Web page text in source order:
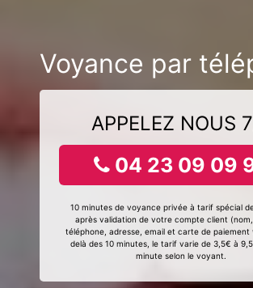
Voyance par
APPELEZ NOUS
04 23 09 09
10 minutes de voyance privée à tarif spécial de
après validation de votre compte client (nom,
téléphone, adresse, email et carte de paiement
delà des 10 minutes, le tarif varie de 3,5€ à
minute selon le voyant.